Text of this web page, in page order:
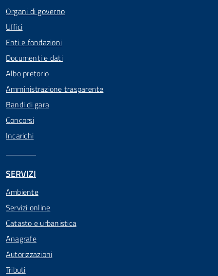
Organi di governo
Uffici
Enti e fondazioni
Documenti e dati
Albo pretorio
Amministrazione trasparente
Bandi di gara
Concorsi
Incarichi
SERVIZI
Ambiente
Servizi online
Catasto e urbanistica
Anagrafe
Autorizzazioni
Tributi